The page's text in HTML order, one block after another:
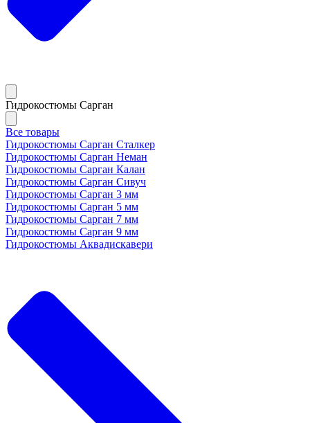
Гидрокостюмы Сарган
Все товары
Гидрокостюмы Сарган Сталкер
Гидрокостюмы Сарган Неман
Гидрокостюмы Сарган Калан
Гидрокостюмы Сарган Сивуч
Гидрокостюмы Сарган 3 мм
Гидрокостюмы Сарган 5 мм
Гидрокостюмы Сарган 7 мм
Гидрокостюмы Сарган 9 мм
Гидрокостюмы Аквадискавери